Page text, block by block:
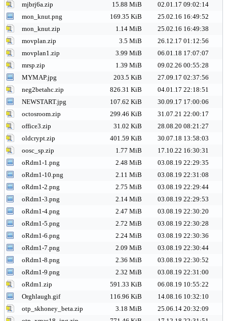
mjbrj6a.zip
15.88 MiB
02.01.17 09:02:14
mon_knut.png
169.35 KiB
25.02.16 16:49:52
mon_knut.zip
1.14 MiB
25.02.16 16:49:38
movplan.zip
3.5 MiB
26.12.17 01:12:56
movplan1.zip
3.99 MiB
06.01.18 17:07:07
mrsp.zip
1.39 MiB
09.02.26 00:55:28
MYMAP.jpg
203.5 KiB
27.09.17 02:37:56
neg2betahc.zip
826.31 KiB
04.01.17 22:18:51
NEWSTART.jpg
107.62 KiB
30.09.17 17:00:06
octosroom.zip
299.46 KiB
31.07.21 22:00:17
office3.zip
31.02 KiB
28.08.20 08:21:27
oldcrypt.zip
401.59 KiB
30.07.18 13:58:03
oosc_sp.zip
1.77 MiB
17.10.22 16:30:31
oRdm1-1.png
2.48 MiB
03.08.19 22:29:35
oRdm1-10.png
2.11 MiB
03.08.19 22:31:08
oRdm1-2.png
2.75 MiB
03.08.19 22:29:44
oRdm1-3.png
2.14 MiB
03.08.19 22:29:53
oRdm1-4.png
2.47 MiB
03.08.19 22:30:20
oRdm1-5.png
2.72 MiB
03.08.19 22:30:28
oRdm1-6.png
2.24 MiB
03.08.19 22:30:36
oRdm1-7.png
2.09 MiB
03.08.19 22:30:44
oRdm1-8.png
2.36 MiB
03.08.19 22:30:52
oRdm1-9.png
2.32 MiB
03.08.19 22:31:00
oRdm1.zip
591.33 KiB
06.08.19 10:55:22
Orghlaugh.gif
116.96 KiB
14.08.16 10:32:10
otp_skhoney_beta.zip
3.18 MiB
25.06.14 20:32:09